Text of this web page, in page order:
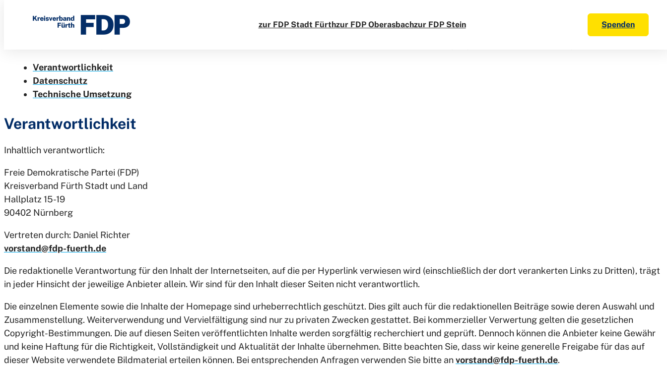
zur FDP Stadt Fürthzur FDP Oberasbachzur FDP Stein Spenden
Rechtliches
Verantwortlichkeit
Datenschutz
Technische Umsetzung
Verantwortlichkeit
Inhaltlich verantwortlich:
Freie Demokratische Partei (FDP)
Kreisverband Fürth Stadt und Land
Hallplatz 15-19
90402 Nürnberg
Vertreten durch: Daniel Richter
vorstand@fdp-fuerth.de
Die redaktionelle Verantwortung für den Inhalt der Internetseiten, auf die per Hyperlink verwiesen wird (einschließlich der dort verankerten Links zu Dritten), trägt
in jeder Hinsicht der jeweilige Anbieter allein. Wir sind für den Inhalt dieser Seiten nicht verantwortlich.
Die einzelnen Elemente sowie die Inhalte der Homepage sind urheberrechtlich geschützt. Dies gilt auch für die redaktionellen Beiträge sowie deren Auswahl und
Zusammenstellung. Weiterverwendung und Vervielfältigung sind nur zu privaten Zwecken gestattet. Bei kommerzieller Verwertung gelten die gesetzlichen
Copyright-Bestimmungen. Die auf diesen Seiten veröffentlichten Inhalte werden sorgfältig recherchiert und geprüft. Dennoch können die Anbieter keine Gewähr
und keine Haftung für die Richtigkeit, Vollständigkeit und Aktualität der Inhalte übernehmen. Bitte beachten Sie, dass wir keine generelle Freigabe für das auf
dieser Website verwendete Bildmaterial erteilen können. Bei entsprechenden Anfragen verwenden Sie bitte anvorstand@fdp-fuerth.de.